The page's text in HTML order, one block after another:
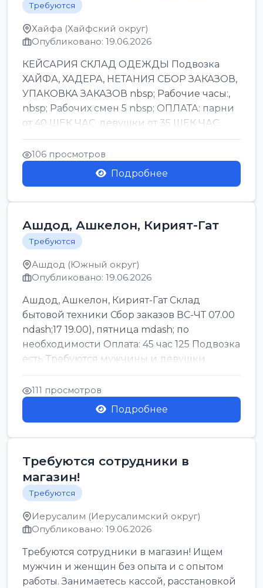
Требуются
Хайфа (Хайфский округ)
Опубликовано: 19.06.2026
КЕЙСАРИЯ СКЛАД ОДЕЖДЫ Подвозка
ХАЙФА, ХАДЕРА, НЕТАНИЯ СБОР ЗАКАЗОВ,
УПАКОВКА ЗАКАЗОВ nbsp; Рабочие часы:,
nbsp; Рабочих смен 5 nbsp; ОПЛАТА: парни
от 40 ШЕК ЧАС, девушки от 35 ШЕК ЧАС
БОНУСЫ 1500 ШЕК ...
106 просмотров
Подробнее
Ашдод, Ашкелон, Кирият-Гат
Требуются
Ашдод (Южный округ)
Опубликовано: 19.06.2026
Ашдод, Ашкелон, Кирият-Гат Склад
бытовой техники Сбор заказов ВС-ЧТ 07.00
ndash;17 19.00), пятница mdash; по
необходимости Оплата: 45 час 125 Подвозка
есть Требуются мужчины и девушки
Только официальн...
111 просмотров
Подробнее
Требуются сотрудники в
магазин!
Требуются
Иерусалим (Иерусалимский округ)
Опубликовано: 19.06.2026
Требуются сотрудники в магазин! Ищем
мужчин и женщин без опыта и с опытом
работы. Занимаетесь кассой, расстановкой